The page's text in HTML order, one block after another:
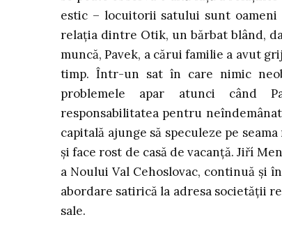
estic – locuitorii satului sunt
relația dintre Otik, un bărbat blând,
muncă, Pavek, a cărui familie a avut
timp. Într-un sat în care nimic
problemele apar atunci când
responsabilitatea pentru
capitală ajunge să speculeze pe
și face rost de casă de vacanță. Jiří
a Noului Val Cehoslovac, continuă și
abordare satirică la adresa societății
sale.